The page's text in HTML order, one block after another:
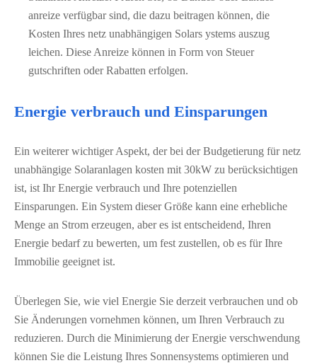
anreize verfügbar sind, die dazu beitragen können, die
Kosten Ihres netz unabhängigen Solars ystems auszug
leichen. Diese Anreize können in Form von Steuer
gutschriften oder Rabatten erfolgen.
Energie verbrauch und Einsparungen
Ein weiterer wichtiger Aspekt, der bei der Budgetierung für netz
unabhängige Solaranlagen kosten mit 30kW zu berücksichtigen
ist, ist Ihr Energie verbrauch und Ihre potenziellen
Einsparungen. Ein System dieser Größe kann eine erhebliche
Menge an Strom erzeugen, aber es ist entscheidend, Ihren
Energie bedarf zu bewerten, um fest zustellen, ob es für Ihre
Immobilie geeignet ist.
Überlegen Sie, wie viel Energie Sie derzeit verbrauchen und ob
Sie Änderungen vornehmen können, um Ihren Verbrauch zu
reduzieren. Durch die Minimierung der Energie verschwendung
können Sie die Leistung Ihres Sonnensystems optimieren und